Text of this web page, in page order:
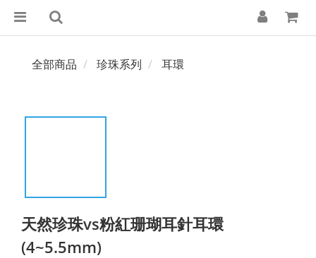
全部商品 珍珠系列 耳環
天然珍珠vs粉紅珊瑚耳針耳環
(4~5.5mm)